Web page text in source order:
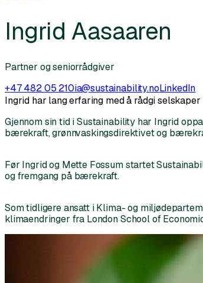
Ingrid Aasaaren
Partner og seniorrådgiver
+47 482 05 210ia@sustainability.noLinkedIn
Ingrid har lang erfaring med å rådgi
Gjennom sin tid i Sustainability har Ingrid
bærekraft, grønnvaskingsdirektivet og
Før Ingrid og Mette Fossum startet
og fremgang på bærekraft.
Som tidligere ansatt i Klima- og
klimaendringer fra London School of